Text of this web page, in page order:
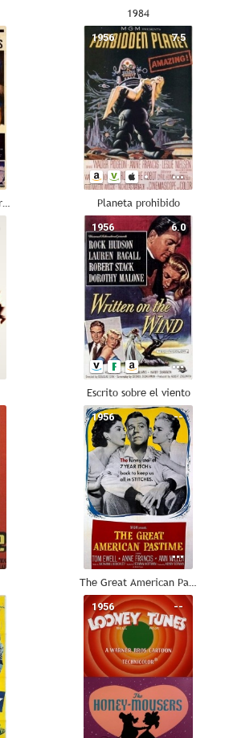
1984
A 23 pasos de Baker Street
7.5
1956
Planeta prohibido
6.0
1956
Escrito sobre el viento
--
1956
The Great American Pastime
--
1956